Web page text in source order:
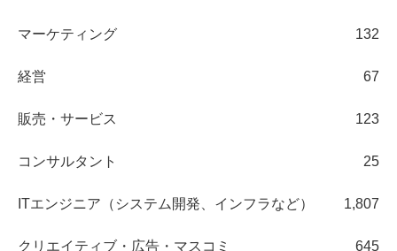
マーケティング 132
経営 67
販売・サービス 123
コンサルタント 25
ITエンジニア（システム開発、インフラなど） 1,807
クリエイティブ・広告・マスコミ 645